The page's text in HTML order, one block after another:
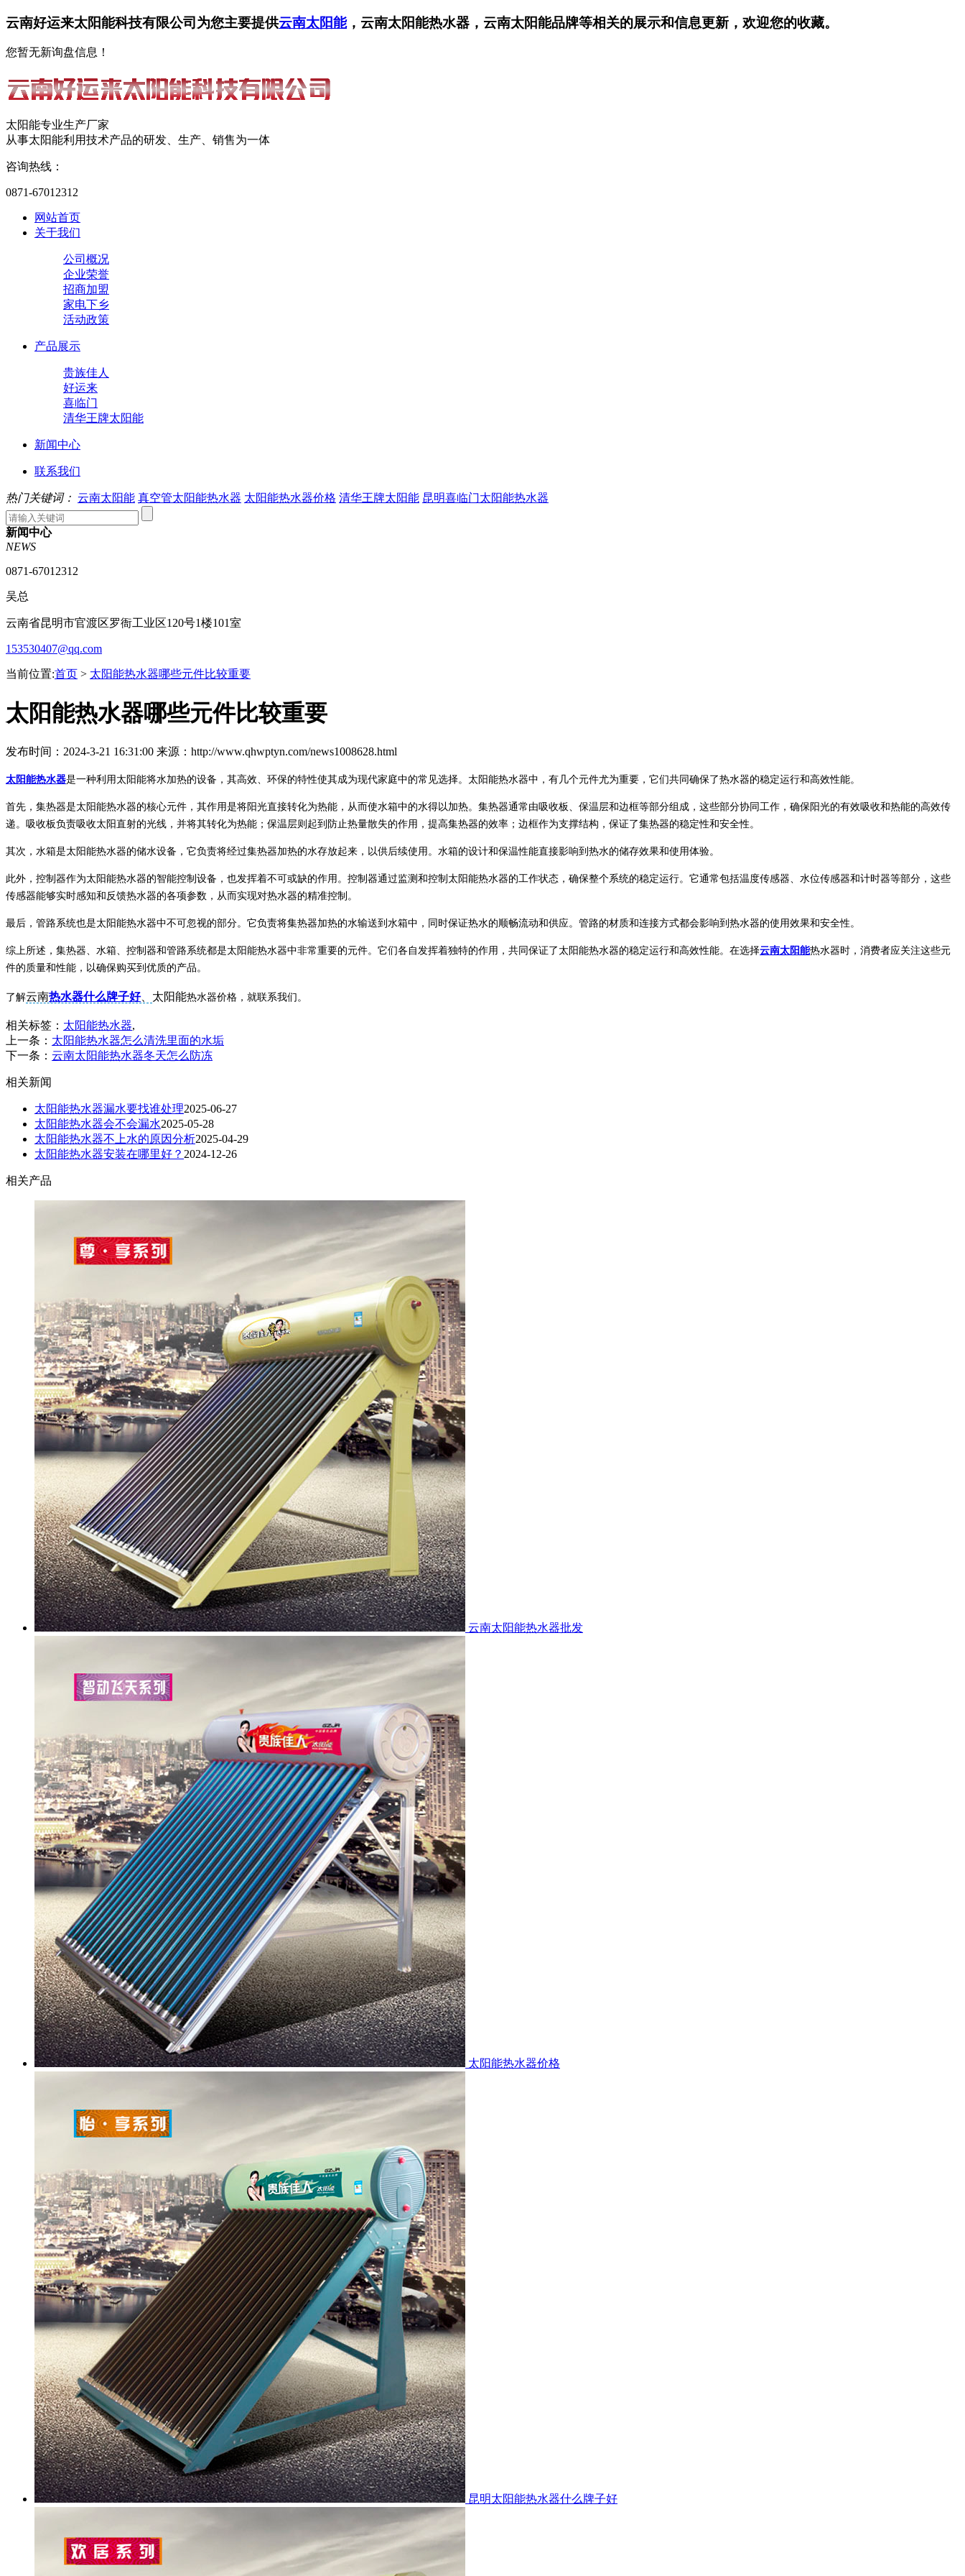
云南好运来太阳能科技有限公司为您主要提供云南太阳能，云南太阳能热水器，云南太阳能品牌等相关的展示和信息更新，欢迎您的收藏。
您暂无新询盘信息！
太阳能专业生产厂家
从事太阳能利用技术产品的研发、生产、销售为一体
咨询热线：
0871-67012312
网站首页
关于我们
公司概况
企业荣誉
招商加盟
家电下乡
活动政策
产品展示
贵族佳人
好运来
喜临门
清华王牌太阳能
新闻中心
联系我们
热门关键词： 云南太阳能 真空管太阳能热水器 太阳能热水器价格 清华王牌太阳能 昆明喜临门太阳能热水器
新闻中心
NEWS
0871-67012312
吴总
云南省昆明市官渡区罗衙工业区120号1楼101室
153530407@qq.com
当前位置:首页 > 太阳能热水器哪些元件比较重要
太阳能热水器哪些元件比较重要
发布时间：2024-3-21 16:31:00 来源：http://www.qhwptyn.com/news1008628.html
太阳能热水器是一种利用太阳能将水加热的设备，其高效、环保的特性使其成为现代家庭中的常见选择。太阳能热水器中，有几个元件尤为重要，它们共同确保了热水器的稳定运行和高效性能。
首先，集热器是太阳能热水器的核心元件，其作用是将阳光直接转化为热能，从而使水箱中的水得以加热。集热器通常由吸收板、保温层和边框等部分组成，这些部分协同工作，确保阳光的有效吸收和热能的高效传
递。吸收板负责吸收太阳直射的光线，并将其转化为热能；保温层则起到防止热量散失的作用，提高集热器的效率；边框作为支撑结构，保证了集热器的稳定性和安全性。
其次，水箱是太阳能热水器的储水设备，它负责将经过集热器加热的水存放起来，以供后续使用。水箱的设计和保温性能直接影响到热水的储存效果和使用体验。
此外，控制器作为太阳能热水器的智能控制设备，也发挥着不可或缺的作用。控制器通过监测和控制太阳能热水器的工作状态，确保整个系统的稳定运行。它通常包括温度传感器、水位传感器和计时器等部分，这些
传感器能够实时感知和反馈热水器的各项参数，从而实现对热水器的精准控制。
最后，管路系统也是太阳能热水器中不可忽视的部分。它负责将集热器加热的水输送到水箱中，同时保证热水的顺畅流动和供应。管路的材质和连接方式都会影响到热水器的使用效果和安全性。
综上所述，集热器、水箱、控制器和管路系统都是太阳能热水器中非常重要的元件。它们各自发挥着独特的作用，共同保证了太阳能热水器的稳定运行和高效性能。在选择云南太阳能热水器时，消费者应关注这些元
件的质量和性能，以确保购买到优质的产品。
了解云南热水器什么牌子好、 太阳能热水器价格，就联系我们。
相关标签： 太阳能热水器,
上一条： 太阳能热水器怎么清洗里面的水垢
下一条： 云南太阳能热水器冬天怎么防冻
相关新闻
太阳能热水器漏水要找谁处理2025-06-27
太阳能热水器会不会漏水2025-05-28
太阳能热水器不上水的原因分析2025-04-29
太阳能热水器安装在哪里好？ 2024-12-26
相关产品
云南太阳能热水器批发
太阳能热水器价格
昆明太阳能热水器什么牌子好